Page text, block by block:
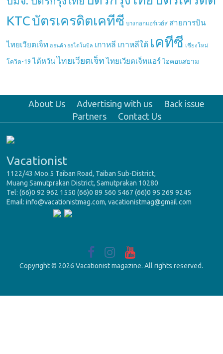
KTCบัตรเครดิตเคทีซี บางกอกแอร์เวย์ส สายการบิน
ไทยเวียตเจ็ท ฮอนด้า ออโตโมบิล เกาหลี เกาหลีใต้ เคทีซี เชียงใหม่
โควิด-19 ไต้หวัน ไทยเวียตเจ็ท ไทยเวียตเจ็ทแอร์ ไอคอนสยาม
About Us Advertising with us
Back issue
Partners
Contact Us
Vacationist
1122/43 Moo.5 Taiban Road, Taiban Sub-District,
Muang Samutprakan District, Samutprakan 10280
Tel: (66)0 92 962 1550 (66)0 89 560 5467 (66)0 95 269 9245
Email: info@vacationistmag.com, vacationistmag@gmail.com
Copyright © 2026 Vacationistmagazine. All rights reserved.